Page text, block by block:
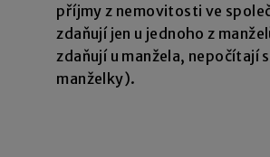
příjmy z nemovitosti ve
zdaňují jen u jednoho z
zdaňují u manžela, nepočítají
manželky).